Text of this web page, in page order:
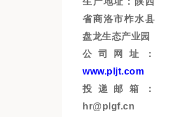
省商洛市柞水县
盘龙生态产业园
公司网址：
www.pljt.com
投递邮箱：
hr@plgf.cn